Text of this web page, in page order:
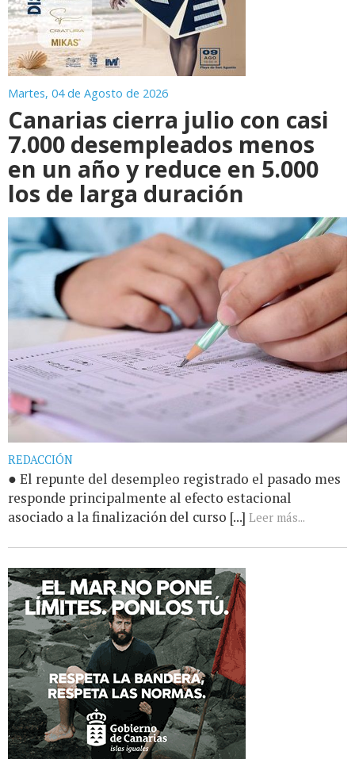
Martes, 04 de Agosto de 2026
Canarias cierra julio con casi
7.000 desempleados menos
en un año y reduce en 5.000
los de larga duración
REDACCIÓN
● El repunte del desempleo registrado el pasado mes
responde principalmente al efecto estacional
asociado a la finalización del curso [...] Leer más...